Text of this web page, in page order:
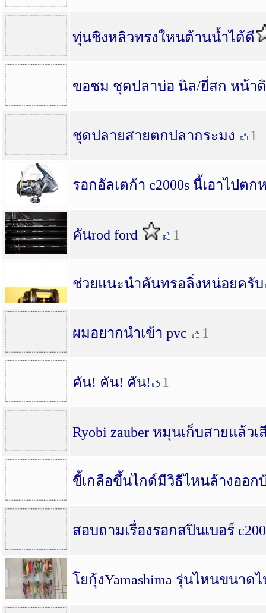
ทุ่นชิงหลิวทรงใหนต้านน้ำได้ดี
ขอชม ชุดปลาบ่อ นิล/ยี่สก หน้า
ชุดปลายสายตกปลากระมง 1
รอกอัลเตก้า c2000s นี้เอาไปต
คันrod ford 1
ช่วยแนะนำคันทรอลิ่งหน่อยครับ
ผมอยากนำเข้า pvc 1
คัน! คัน! คัน! 1
Ryobi zauber หมุนเก็บสายแล้วเ
ขี้เกลือขึ้นไกด์มีวิธีไหนล้างออก
สอบถามเรื่องรอกสปินเบอร์
โยกุ้งYamashima รุ่นไหนขนาด